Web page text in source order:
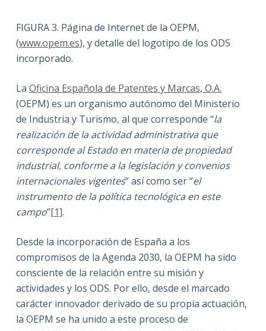
FIGURA 3. Página de Internet de la OEPM,
(www.opem.es), y detalle del logotipo de los ODS
incorporado.
La Oficina Española de Patentes y Marcas, O.A.
(OEPM) es un organismo autónomo del Ministerio
de Industria y Turismo, al que corresponde “la
realización de la actividad administrativa que
corresponde al Estado en materia de propiedad
industrial, conforme a la legislación y convenios
internacionales vigentes” así como ser “el
instrumento de la política tecnológica en este
campo”[1].
Desde la incorporación de España a los
compromisos de la Agenda 2030, la OEPM ha sido
consciente de la relación entre su misión y
actividades y los ODS. Por ello, desde el marcado
carácter innovador derivado de su propia actuación,
la OEPM se ha unido a este proceso de